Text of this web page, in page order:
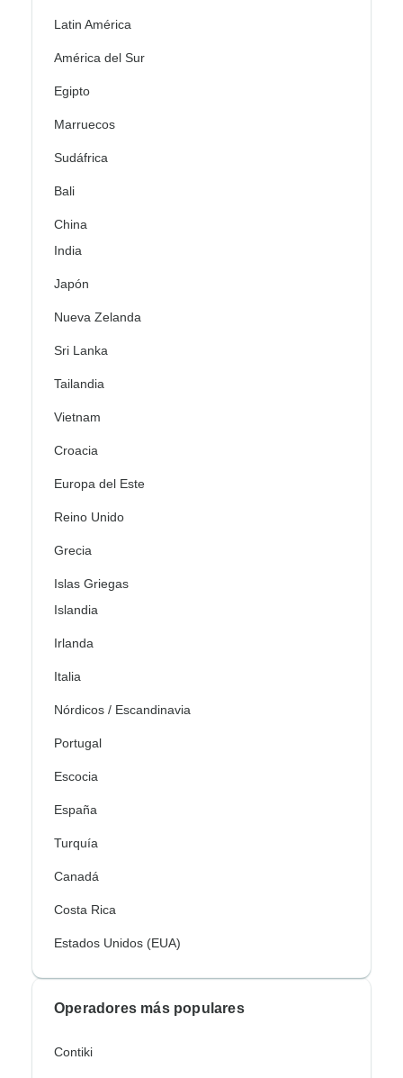
Latin América
América del Sur
Egipto
Marruecos
Sudáfrica
Bali
China
India
Japón
Nueva Zelanda
Sri Lanka
Tailandia
Vietnam
Croacia
Europa del Este
Reino Unido
Grecia
Islas Griegas
Islandia
Irlanda
Italia
Nórdicos / Escandinavia
Portugal
Escocia
España
Turquía
Canadá
Costa Rica
Estados Unidos (EUA)
Operadores más populares
Contiki